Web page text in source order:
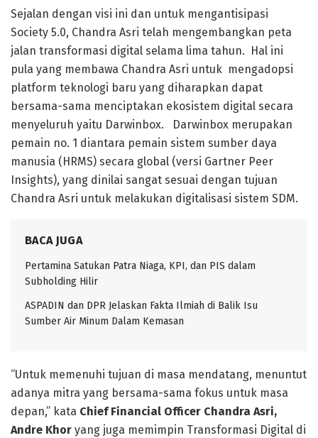
Sejalan dengan visi ini dan untuk mengantisipasi
Society 5.0, Chandra Asri telah mengembangkan peta
jalan transformasi digital selama lima tahun. Hal ini
pula yang membawa Chandra Asri untuk mengadopsi
platform teknologi baru yang diharapkan dapat
bersama-sama menciptakan ekosistem digital secara
menyeluruh yaitu Darwinbox. Darwinbox merupakan
pemain no. 1 diantara pemain sistem sumber daya
manusia (HRMS) secara global (versi Gartner Peer
Insights), yang dinilai sangat sesuai dengan tujuan
Chandra Asri untuk melakukan digitalisasi sistem SDM.
BACA JUGA
Pertamina Satukan Patra Niaga, KPI, dan PIS dalam
Subholding Hilir
ASPADIN dan DPR Jelaskan Fakta Ilmiah di Balik Isu
Sumber Air Minum Dalam Kemasan
“Untuk memenuhi tujuan di masa mendatang, menuntut
adanya mitra yang bersama-sama fokus untuk masa
depan,” kata Chief Financial Officer Chandra Asri,
Andre Khor yang juga memimpin Transformasi Digital di